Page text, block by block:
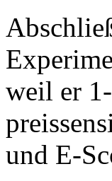
weil er
und E-